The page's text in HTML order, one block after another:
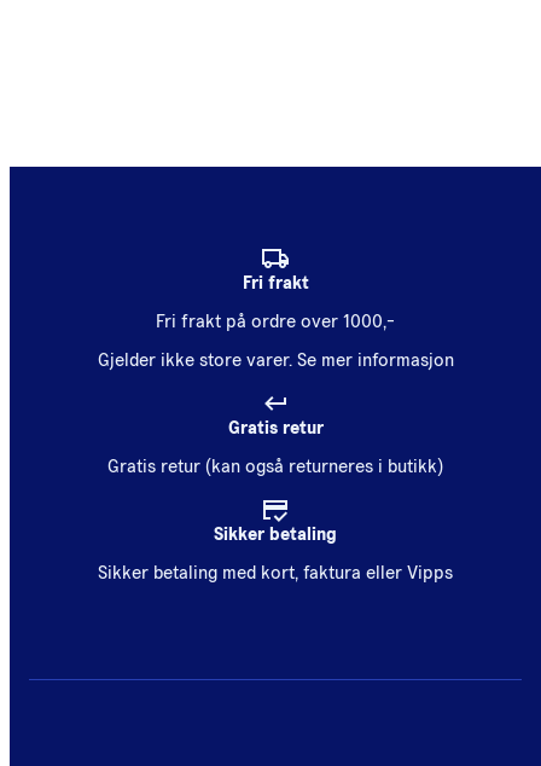
Fri frakt
Fri frakt på ordre over 1000,-
Gjelder ikke store varer. Se mer informasjon
Gratis retur
Gratis retur (kan også returneres i butikk)
Sikker betaling
Sikker betaling med kort, faktura eller Vipps